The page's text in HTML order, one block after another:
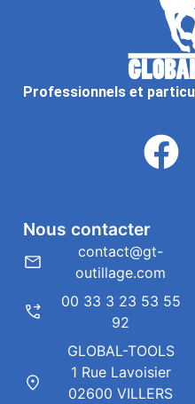
Professionnels et
Nous contacter
contact@gt-
outillage.com
00 33 3 23 53 55
92
GLOBAL-TOOLS
1 Rue Lavoisier
02600 VILLERS